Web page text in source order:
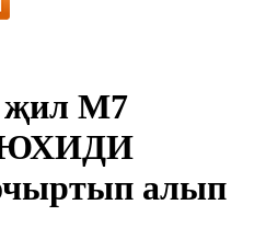
җил М7
ЮХИДИ
алып